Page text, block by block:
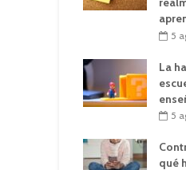
5
La
5
qué